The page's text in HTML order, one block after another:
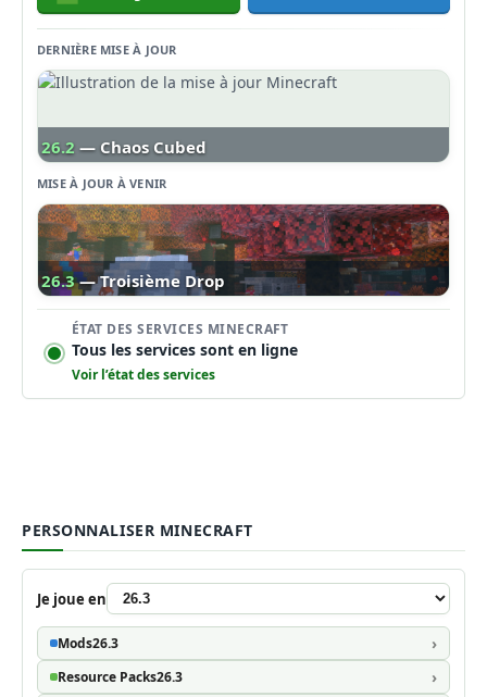
DERNIÈRE MISE À JOUR
26.2 — Chaos Cubed
MISE À JOUR À VENIR
26.3 — Troisième Drop
ÉTAT DES SERVICES MINECRAFT
Tous les services sont en ligne
Voir l’état des services
PERSONNALISER MINECRAFT
Je joue en
Mods26.3
Resource Packs26.3